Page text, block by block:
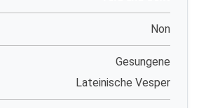
Non
Gesungene
Lateinische Vesper